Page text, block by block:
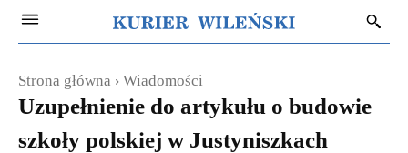
Strona główna Wiadomości
Uzupełnienie do artykułu o budowie
szkoły polskiej w Justyniszkach